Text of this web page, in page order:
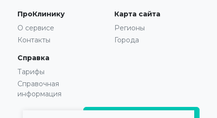
ПроКлинику
О сервисе
Контакты
Карта сайта
Регионы
Города
Справка
Тарифы
Справочная
информация